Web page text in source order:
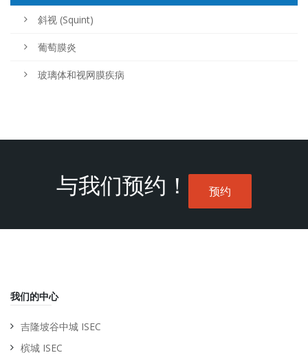
斜视 (Squint)
葡萄膜炎
玻璃体和视网膜疾病
与我们预约！ 预约
我们的中心
吉隆坡谷中城 ISEC
槟城 ISEC